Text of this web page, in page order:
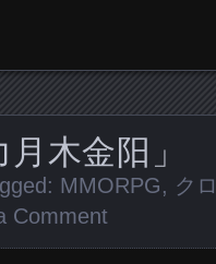
木金阳」
MMORPG, ク
Comment